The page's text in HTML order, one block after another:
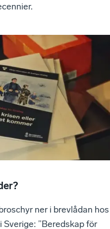
ner i brevlådan hos
”Beredskap för